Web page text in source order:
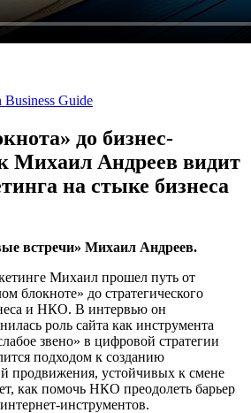
Business Guide
до бизнес-
Михаил Андреев видит
на стыке бизнеса
встречи» Михаил Андреев.
Михаил прошел путь от
блокноте» до стратегического
и НКО. В интервью он
роль сайта как инструмента
звено» в цифровой стратегии
подходом к созданию
продвижения, устойчивых к смене
как помочь НКО преодолеть барьер
инструментов.